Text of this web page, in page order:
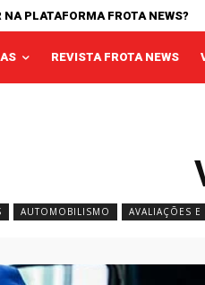
NA PLATAFORMA FROTA NEWS?
REVISTA FROTA NEWS
AUTOMOBILISMO AVALIAÇÕES